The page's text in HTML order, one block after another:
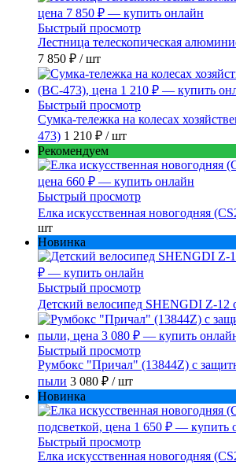
Быстрый просмотр
Лестница телескопическая
7 850 ₽ / шт
Быстрый просмотр
Сумка-тележка на колесах
473) 1 210 ₽ / шт
Рекомендуем
Быстрый просмотр
Елка искусственная новогодняя
шт
Новинка
Быстрый просмотр
Детский велосипед SHENGDI Z-12
Быстрый просмотр
Румбокс "Причал" (13844Z) с
пыли 3 080 ₽ / шт
Новинка
Быстрый просмотр
Елка искусственная новогодняя